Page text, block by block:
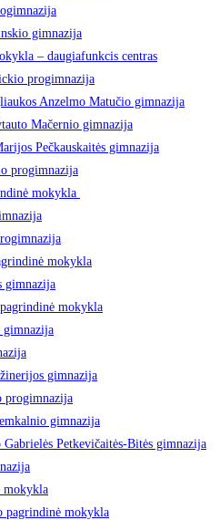
gimnazija
– daugiafunkcis centras
progimnazija
Anzelmo Matučio gimnazija
Mačernio gimnazija
Pečkauskaitės gimnazija
progimnazija
mokykla
mokykla
gimnazija
mokykla
gimnazija
progimnazija
gimnazija
Petkevičaitės-Bitės gimnazija
mokykla
pagrindinė mokykla